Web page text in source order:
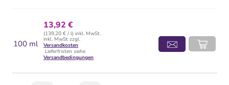
100 ml
13,92 €
(139,20 € / l) inkl. MwSt.
inkl. MwSt zzgl.
Versandkosten
Lieferfristen siehe
Versandbedingungen